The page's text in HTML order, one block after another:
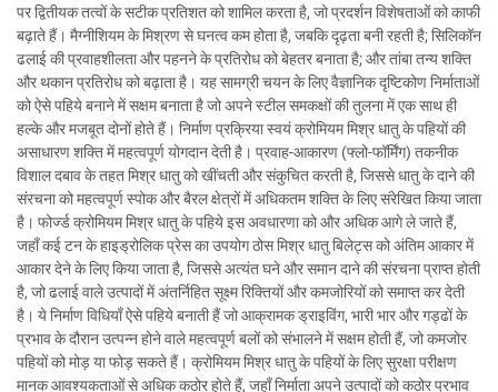
पर द्वितीयक तत्वों के सटीक प्रतिशत को शामिल करता है, जो प्रदर्शन विशेषताओं को काफी
बढ़ाते हैं। मैग्नीशियम के मिश्रण से घनत्व कम होता है, जबकि दृढ़ता बनी रहती है; सिलिकॉन
ढलाई की प्रवाहशीलता और पहनने के प्रतिरोध को बेहतर बनाता है; और तांबा तन्य शक्ति
और थकान प्रतिरोध को बढ़ाता है। यह सामग्री चयन के लिए वैज्ञानिक दृष्टिकोण निर्माताओं
को ऐसे पहिये बनाने में सक्षम बनाता है जो अपने स्टील समकक्षों की तुलना में एक साथ ही
हल्के और मजबूत दोनों होते हैं। निर्माण प्रक्रिया स्वयं क्रोमियम मिश्र धातु के पहियों की
असाधारण शक्ति में महत्वपूर्ण योगदान देती है। प्रवाह-आकारण (फ्लो-फॉर्मिंग) तकनीक
विशाल दबाव के तहत मिश्र धातु को खींचती और संकुचित करती है, जिससे धातु के दाने की
संरचना को महत्वपूर्ण स्पोक और बैरल क्षेत्रों में अधिकतम शक्ति के लिए संरेखित किया जाता
है। फोर्ज्ड क्रोमियम मिश्र धातु के पहिये इस अवधारणा को और अधिक आगे ले जाते हैं,
जहाँ कई टन के हाइड्रोलिक प्रेस का उपयोग ठोस मिश्र धातु बिलेट्स को अंतिम आकार में
आकार देने के लिए किया जाता है, जिससे अत्यंत घने और समान दाने की संरचना प्राप्त होती
है, जो ढलाई वाले उत्पादों में अंतर्निहित सूक्ष्म रिक्तियों और कमजोरियों को समाप्त कर देती
है। ये निर्माण विधियाँ ऐसे पहिये बनाती हैं जो आक्रामक ड्राइविंग, भारी भार और गड्ढों के
प्रभाव के दौरान उत्पन्न होने वाले महत्वपूर्ण बलों को संभालने में सक्षम होती हैं, जो कमजोर
पहियों को मोड़ या फोड़ सकते हैं। क्रोमियम मिश्र धातु के पहियों के लिए सुरक्षा परीक्षण
मानक आवश्यकताओं से अधिक कठोर होते हैं, जहाँ निर्माता अपने उत्पादों को कठोर प्रभाव